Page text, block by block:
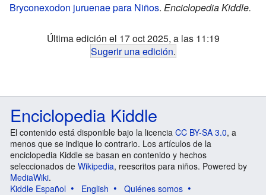
Bryconexodon juruenae para Niños. Enciclopedia Kiddle.
Última edición el 17 oct 2025, a las 11:19
Sugerir una edición.
Enciclopedia Kiddle
El contenido está disponible bajo la licencia CC BY-SA 3.0, a
menos que se indique lo contrario. Los artículos de la
enciclopedia Kiddle se basan en contenido y hechos
seleccionados de Wikipedia, reescritos para niños. Powered by
MediaWiki.
Kiddle Español
English
Quiénes somos